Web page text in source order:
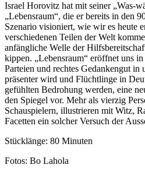
Israel Horovitz hat mit seiner „Was-
„Lebensraum“, die er bereits in den
Szenario visioniert, wie wir es heute
verschiedenen Teilen der Welt
anfängliche Welle der
kippen. „Lebensraum“ eröffnet uns
Parteien und rechtes Gedankengut in
präsenter wird und Flüchtlinge in
gefühlten Bedrohung werden, eine
den Spiegel vor. Mehr als vierzig
Schauspielern, illustrieren mit Witz,
Facetten ein solcher Versuch der
Stücklänge: 80 Minuten
Fotos: Bo Lahola